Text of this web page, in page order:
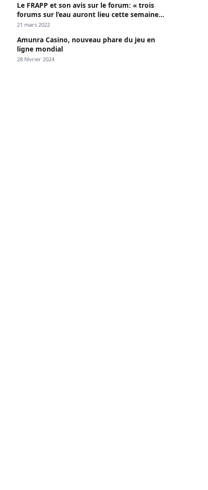
Le FRAPP et son avis sur le forum: « trois
forums sur l’eau auront lieu cette semaine à
Dakar »
21 mars 2022
Amunra Casino, nouveau phare du jeu en
ligne mondial
28 février 2024